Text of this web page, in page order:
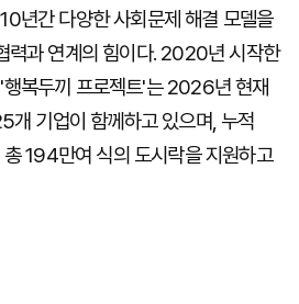
년간 다양한 사회문제 해결 모델을
력과 연계의 힘이다. 2020년 시작한
복두끼 프로젝트'는 2026년 현재
개 기업이 함께하고 있으며, 누적
194만여 식의 도시락을 지원하고